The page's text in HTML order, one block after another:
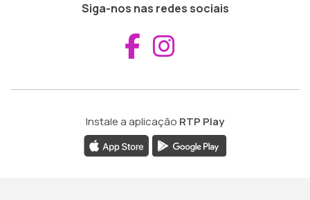
Siga-nos nas redes sociais
Aceder ao
Instale a aplicação RTP Play